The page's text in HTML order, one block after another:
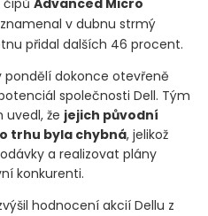
čipů Advanced Micro
v dubnu strmý
přidal dalších 46 procent.
pondělí dokonce otevřeně
společnosti Dell. Tým
uvedl, že jejich původní
trhu byla chybná, jelikož
a realizovat plány
konkurenti.
hodnocení akcií Dellu z